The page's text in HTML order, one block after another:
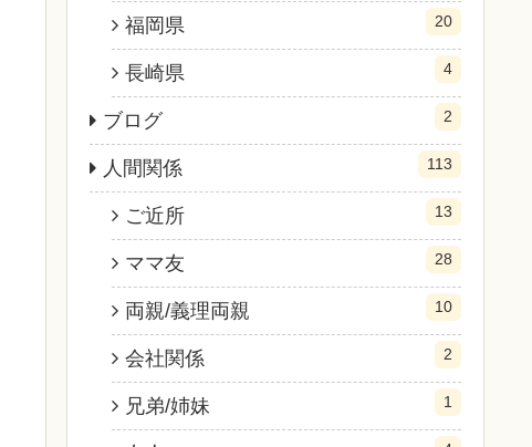
福岡県 20
長崎県 4
ブログ 2
人間関係 113
ご近所 13
ママ友 28
両親/義理両親 10
会社関係 2
兄弟/姉妹 1